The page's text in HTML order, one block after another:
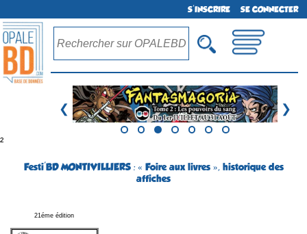
S'INSCRIRE SE CONNECTER
❮ ❯
²
Festi'BD MONTIVILLIERS : « Foire aux livres », historique des
affiches
21éme édition